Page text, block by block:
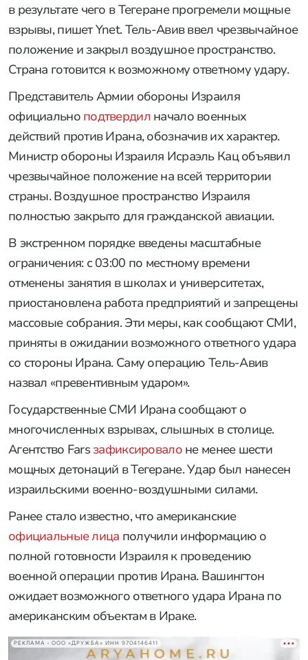
в результате чего в Тегеране прогремели мощные
взрывы, пишет Ynet. Тель-Авив ввел чрезвычайное
положение и закрыл воздушное пространство.
Страна готовится к возможному ответному удару.
Представитель Армии обороны Израиля
официально подтвердилначало военных
действий против Ирана, обозначив их характер.
Министр обороны Израиля Исраэль Кац объявил
чрезвычайное положение на всей территории
страны. Воздушное пространство Израиля
полностью закрыто для гражданской авиации.
В экстренном порядке введены масштабные
ограничения: с 03:00 по местному времени
отменены занятия в школах и университетах,
приостановлена работа предприятий и запрещены
массовые собрания. Эти меры, как сообщают СМИ,
приняты в ожидании возможного ответного удара
со стороны Ирана. Саму операцию Тель-Авив
назвал «превентивным ударом».
Государственные СМИ Ирана сообщают о
многочисленных взрывах, слышных в столице.
Агентство Farsзафиксировалоне менее шести
мощных детонаций в Тегеране. Удар был нанесен
израильскими военно-воздушными силами.
Ранее стало известно, что американские
официальные лица получили информацию о
полной готовности Израиля к проведению
военной операции против Ирана. Вашингтон
ожидает возможного ответного удара Ирана по
американским объектам в Ираке.
РЕКЛАМА • ООО «ДРУЖБА» ИНН 9704146411